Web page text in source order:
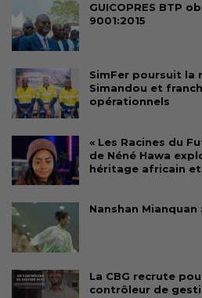
GUICOPRES BTP
9001:2015
SimFer poursuit la
Simandou et
opérationnels
« Les Racines du
de Néné Hawa
héritage africain
Nanshan
La CBG recrute
contrôleur de